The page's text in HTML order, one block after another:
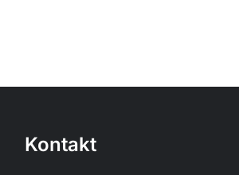
Kontakt